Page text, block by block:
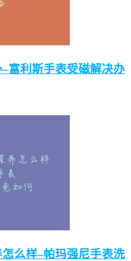
富利斯手表受磁解决办
么样–帕玛强尼手表洗